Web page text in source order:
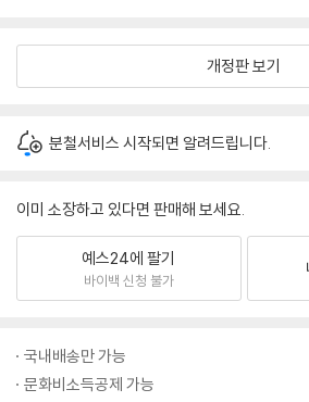
개정판 보기
분철서비스 시작되면 알려드립니다.
이미 소장하고 있다면 판매해 보세요.
예스24에 팔기
바이백 신청 불가
국내배송만 가능
문화비소득공제 가능